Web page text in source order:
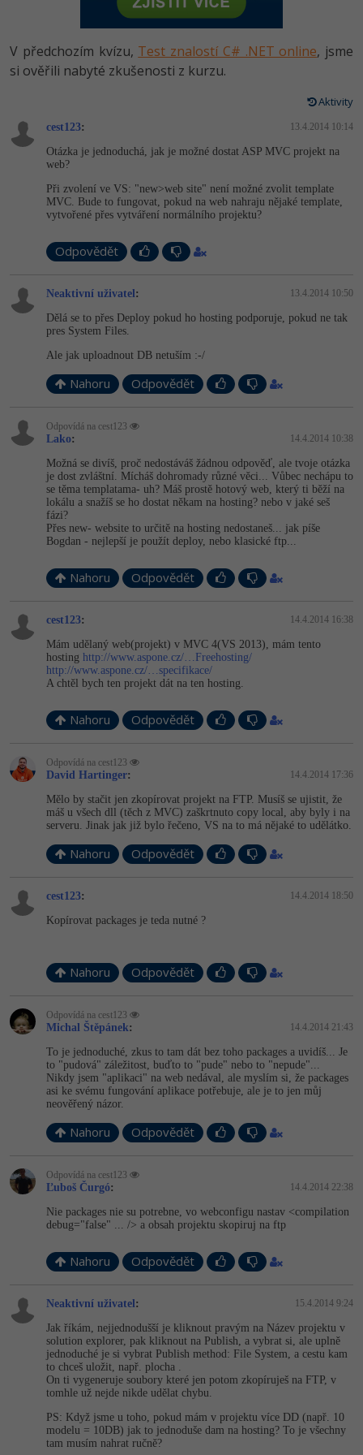
HTML5, CSS3, Bootstrap, SEO
SQL a databáze
UML a návrhové vzory
React
Spring
ASP.NET MVC
Django
Best practices
PHP
JavaScript
HTML / CSS
UML a návrhové vzory
MySQL/MariaDB
MS-SQL
SQLite
Vývojář mobilních aplikací
Specialista na AI a bigdata
Webdesigner
Systémový administrátor
Grafik / UX/UI návrhář
Projektový manažer
Databázový analytik
Copywriter
WordPress specialista
SEO specialista
-80%
JavaScript -80%
C++
-80%
Kotlin -80%
C
SQL
Návrh SW -80%
Algoritmy -41%
Umělá inteligence (AI)
Pro děti
Více
Fórum
Testování softwaru
Datová analýza
-30%
WordPress
SEO -30%
UX
Business
-25%
Copywriting -30%
MS Office
Google Dokumenty
Time management
Windows
Elektronický podpis
Kurzy designu
HTML/CSS -80%
Photoshop
Adobe Lightroom
Adobe XD -15%
Adobe InDesign -25%
Adobe After Effects
-80%
Inkscape
Fotografování
Video
Ostatní
Fórum
Příběhy absolventů
Pro firmy
V předchozím kvízu, Test znalostí C# .NET online, jsme
si ověřili nabyté zkušenosti z kurzu.
Aktivity
cest123: 13.4.2014 10:14
Otázka je jednoduchá, jak je možné dostat ASP MVC projekt na
web?
Při zvolení ve VS: "new>web site" není možné zvolit template
MVC. Bude to fungovat, pokud na web nahraju nějaké template,
vytvořené přes vytváření normálního projektu?
Odpovědět
Neaktivní uživatel: 13.4.2014 10:50
Dělá se to přes Deploy pokud ho hosting podporuje, pokud ne tak
pres System Files.
Ale jak uploadnout DB netuším :-/
Nahoru Odpovědět
Odpovídá na cest123
Lako: 14.4.2014 10:38
Možná se divíš, proč nedostáváš žádnou odpověď, ale tvoje otázka
je dost zvláštní. Mícháš dohromady různé věci... Vůbec nechápu to
se těma templatama- uh? Máš prostě hotový web, který ti běží na
lokálu a snažíš se ho dostat někam na hosting? nebo v jaké seš
fázi?
Přes new- website to určitě na hosting nedostaneš... jak píše
Bogdan - nejlepší je použít deploy, nebo klasické ftp...
Nahoru Odpovědět
cest123: 14.4.2014 16:38
Mám udělaný web(projekt) v MVC 4(VS 2013), mám tento
hosting http://www.aspone.cz/…Freehosting/
http://www.aspone.cz/…specifikace/
A chtěl bych ten projekt dát na ten hosting.
Nahoru Odpovědět
Odpovídá na cest123
David Hartinger: 14.4.2014 17:36
Mělo by stačit jen zkopírovat projekt na FTP. Musíš se ujistit, že
máš u všech dll (těch z MVC) zaškrtnuto copy local, aby byly i na
serveru. Jinak jak již bylo řečeno, VS na to má nějaké to udělátko.
Nahoru Odpovědět
cest123: 14.4.2014 18:50
Kopírovat packages je teda nutné ?
Nahoru Odpovědět
Odpovídá na cest123
Michal Štěpánek: 14.4.2014 21:43
To je jednoduché, zkus to tam dát bez toho packages a uvidíš... Je
to "pudová" záležitost, buďto to "pude" nebo to "nepude"...
Nikdy jsem "aplikaci" na web nedával, ale myslím si, že packages
asi ke svému fungování aplikace potřebuje, ale je to jen můj
neověřený názor.
Nahoru Odpovědět
Odpovídá na cest123
Ľuboš Čurgó: 14.4.2014 22:38
Nie packages nie su potrebne, vo webconfigu nastav <compilation
debug="false" ... /> a obsah projektu skopiruj na ftp
Nahoru Odpovědět
Neaktivní uživatel: 15.4.2014 9:24
Jak říkám, nejjednodušší je kliknout pravým na Název projektu v
solution explorer, pak kliknout na Publish, a vybrat si, ale uplně
jednoduché je si vybrat Publish method: File System, a cestu kam
to chceš uložit, např. plocha .
On ti vygeneruje soubory které jen potom zkopíruješ na FTP, v
tomhle už nejde nikde udělat chybu.
PS: Když jsme u toho, pokud mám v projektu více DD (např. 10
modelu = 10DB) jak to jednoduše dam na hosting? To je všechny
tam musím nahrat ručně?